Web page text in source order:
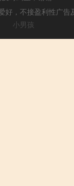
好，不接盈利性广告
小男孩